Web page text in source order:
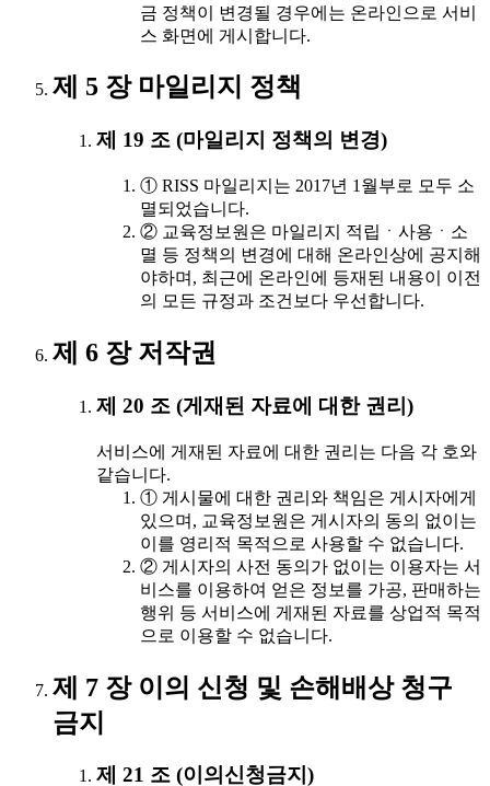
금 정책이 변경될 경우에는 온라인으로 서비
스 화면에 게시합니다.
제 5 장 마일리지 정책
제 19 조 (마일리지 정책의 변경)
① RISS 마일리지는 2017년 1월부로 모두 소
멸되었습니다.
② 교육정보원은 마일리지 적립ㆍ사용ㆍ소
멸 등 정책의 변경에 대해 온라인상에 공지해
야하며, 최근에 온라인에 등재된 내용이 이전
의 모든 규정과 조건보다 우선합니다.
제 6 장 저작권
제 20 조 (게재된 자료에 대한 권리)
서비스에 게재된 자료에 대한 권리는 다음 각 호와
같습니다.
① 게시물에 대한 권리와 책임은 게시자에게
있으며, 교육정보원은 게시자의 동의 없이는
이를 영리적 목적으로 사용할 수 없습니다.
② 게시자의 사전 동의가 없이는 이용자는 서
비스를 이용하여 얻은 정보를 가공, 판매하는
행위 등 서비스에 게재된 자료를 상업적 목적
으로 이용할 수 없습니다.
제 7 장 이의 신청 및 손해배상 청구
금지
제 21 조 (이의신청금지)